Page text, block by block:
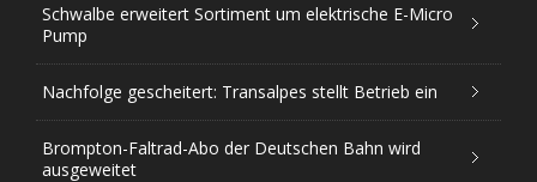
Schwalbe erweitert Sortiment um elektrische E-Micro
Pump
Nachfolge gescheitert: Transalpes stellt Betrieb ein
Brompton-Faltrad-Abo der Deutschen Bahn wird
ausgeweitet